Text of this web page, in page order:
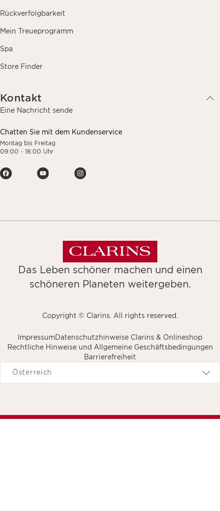
Rückverfolgbarkeit
Mein Treueprogramm
Spa
Store Finder
Kontakt
Eine Nachricht sende
Chatten Sie mit dem Kundenservice
Montag bis Freitag
09:00 - 18:00 Uhr
Das Leben schöner machen und einen
schöneren Planeten weitergeben.
Copyright © Clarins. All rights reserved.
ImpressumDatenschutzhinweise Clarins & Onlineshop
Rechtliche Hinweise und Allgemeine Geschäftsbedingungen
Barrierefreiheit
Navigieren zu
Österreich